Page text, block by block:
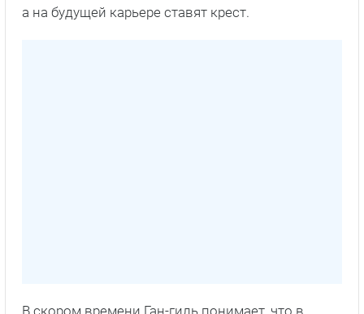
а на будущей карьере ставят крест.